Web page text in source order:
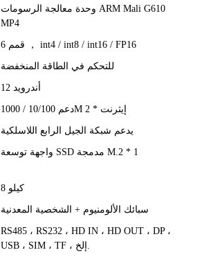
وحدة معالجة الرسومات ARM Mali G610
MP4
6 قمم ， int4 / int8 / int16 / FP16
للتحكم في الطاقة المنخفضة
أندرويد 12
دعم 10/100 / 1000M إيثرنت * 2
يدعم شبكة الجيل الرابع اللاسلكية
واجهة توسعة SSD مدمجة M.2 * 1
8 كيلو
سبائك الألومنيوم + الشخصية المعدنية
RS485 ، RS232 ، HD IN ، HD OUT ، DP ،